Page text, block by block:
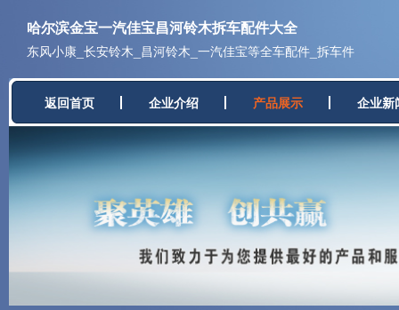
哈尔滨金宝一汽佳宝昌河铃木拆车配件大全
东风小康_长安铃木_昌河铃木_一汽佳宝等全车配件_拆车件
返回首页 企业介绍 产品展示 企业新